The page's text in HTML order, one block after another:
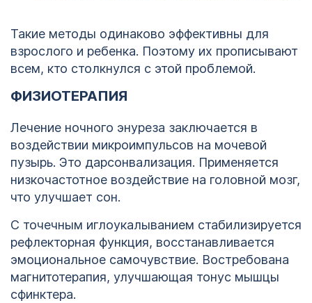
Такие методы одинаково эффективны для
взрослого и ребенка. Поэтому их прописывают
всем, кто столкнулся с этой проблемой.
ФИЗИОТЕРАПИЯ
Лечение ночного энуреза заключается в
воздействии микроимпульсов на мочевой
пузырь. Это дарсонвализация. Применяется
низкочастотное воздействие на головной мозг,
что улучшает сон.
С точечным иглоукалыванием стабилизируется
рефлекторная функция, восстанавливается
эмоциональное самочувствие. Востребована
магнитотерапия, улучшающая тонус мышцы
сфинктера.